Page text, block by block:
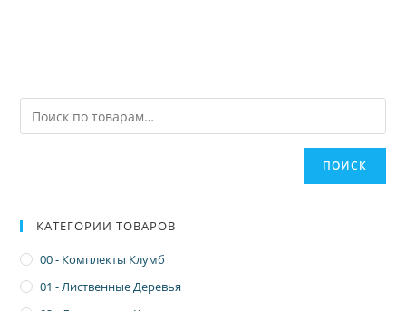
ПОИСК
КАТЕГОРИИ ТОВАРОВ
00 - Комплекты Клумб
01 - Лиственные Деревья